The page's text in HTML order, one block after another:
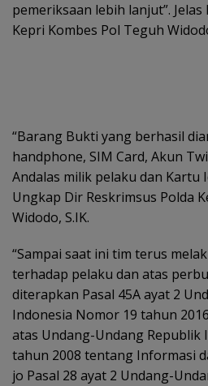
pemeriksaan lebih lanjut”.
Kepri Kombes Pol Teguh
“Barang Bukti yang berhasil
handphone, SIM Card, Akun
Andalas milik pelaku dan Kartu
Ungkap Dir Reskrimsus Polda
Widodo, S.IK.
“Sampai saat ini tim terus
terhadap pelaku dan atas
diterapkan Pasal 45A ayat 2
Indonesia Nomor 19 tahun
atas Undang-Undang Republik
tahun 2008 tentang Informasi
jo Pasal 28 ayat 2 Undang-